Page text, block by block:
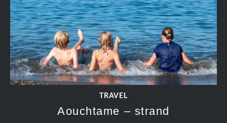
TRAVEL
Aouchtame – strand